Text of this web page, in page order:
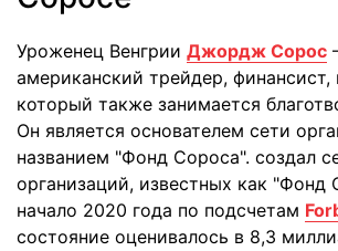
Уроженец Венгрии Джордж Сорос
американский трейдер, финансист,
который также занимается
Он является основателем сети
названием "Фонд Сороса". создал
организаций, известных как "Фонд
начало 2020 года по подсчетам
состояние оценивалось в 8,3